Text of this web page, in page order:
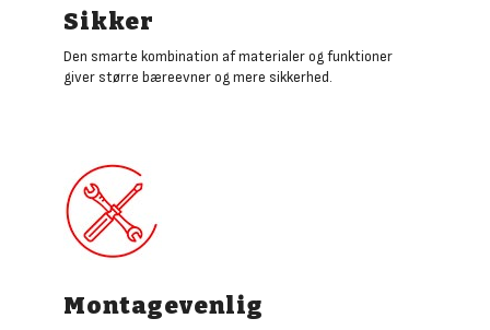
Sikker
Den smarte kombination af materialer og funktioner
giver større bæreevner og mere sikkerhed.
Montagevenlig